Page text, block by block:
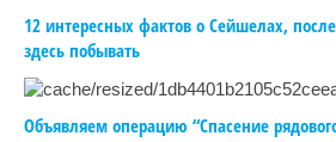
12 интересных фактов о Сейшелах,
здесь побывать
Объявляем операцию “Спасение